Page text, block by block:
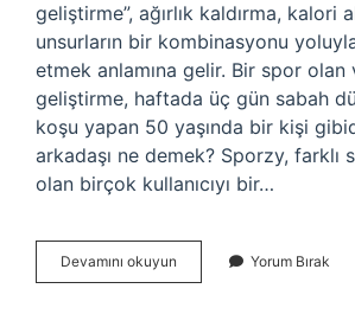
geliştirme”, ağırlık kaldırma, kalori
unsurların bir kombinasyonu
etmek anlamına gelir. Bir spor olan
geliştirme, haftada üç gün sabah
koşu yapan 50 yaşında bir kişi
arkadaşı ne demek? Sporzy, farklı
olan birçok kullanıcıyı bir…
Devamını okuyun
Buddy
Yorum Bırak